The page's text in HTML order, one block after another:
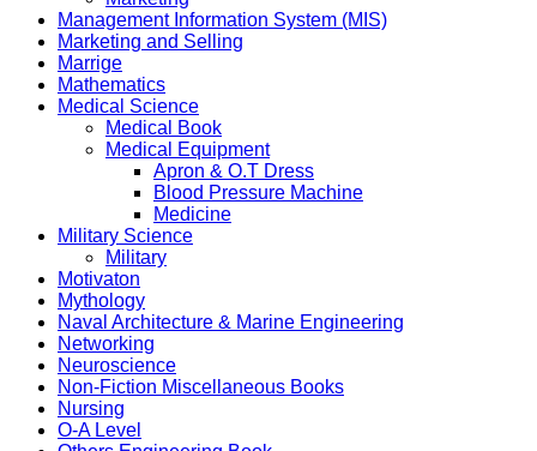
Management Information System (MIS)
Marketing and Selling
Marrige
Mathematics
Medical Science
Medical Book
Medical Equipment
Apron & O.T Dress
Blood Pressure Machine
Medicine
Military Science
Military
Motivaton
Mythology
Naval Architecture & Marine Engineering
Networking
Neuroscience
Non-Fiction Miscellaneous Books
Nursing
O-A Level